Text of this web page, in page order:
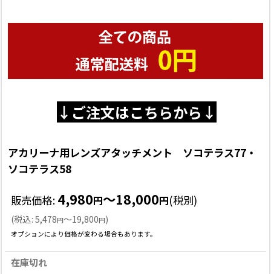
↓ご注文はこちらから↓
アカリーナ用レンズアタッチメント ソコテラス77・
ソコテラス58
販売価格: 4,980円～18,000円(税別)
(税込: 5,478円～19,800円)
オプションにより価格が変わる場合もあります。
在庫切れ